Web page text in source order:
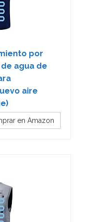
por
agua de
aire
en Amazon